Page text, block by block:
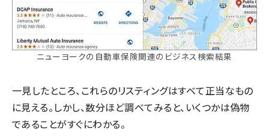
ニューヨークの自動車保険関連のビジネス検索結果
一見したところ、これらのリスティングはすべて正当なもの
に見える。しかし、数分ほど調べてみると、いくつかは偽物
であることがすぐにわかる。